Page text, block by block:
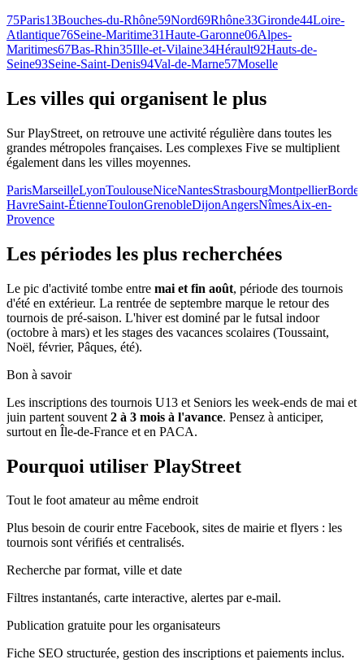
75Paris13Bouches-du-Rhône59Nord69Rhône33Gironde44Loire-
Atlantique76Seine-Maritime31Haute-Garonne06Alpes-
Maritimes67Bas-Rhin35Ille-et-Vilaine34Hérault92Hauts-de-
Seine93Seine-Saint-Denis94Val-de-Marne57Moselle
Les villes qui organisent le plus
Sur PlayStreet, on retrouve une activité régulière dans toutes les
grandes métropoles françaises. Les complexes Five se multiplient
également dans les villes moyennes.
ParisMarseilleLyonToulouseNiceNantesStrasbourgMontpellier
HavreSaint-ÉtienneToulonGrenobleDijonAngersNîmesAix-en-
Provence
Les périodes les plus recherchées
Le pic d'activité tombe entre mai et fin août, période des tournois
d'été en extérieur. La rentrée de septembre marque le retour des
tournois de pré-saison. L'hiver est dominé par le futsal indoor
(octobre à mars) et les stages des vacances scolaires (Toussaint,
Noël, février, Pâques, été).
Bon à savoir
Les inscriptions des tournois U13 et Seniors les week-ends de mai et
juin partent souvent 2 à 3 mois à l'avance. Pensez à anticiper,
surtout en Île-de-France et en PACA.
Pourquoi utiliser PlayStreet
Tout le foot amateur au même endroit
Plus besoin de courir entre Facebook, sites de mairie et flyers : les
tournois sont vérifiés et centralisés.
Recherche par format, ville et date
Filtres instantanés, carte interactive, alertes par e-mail.
Publication gratuite pour les organisateurs
Fiche SEO structurée, gestion des inscriptions et paiements inclus.